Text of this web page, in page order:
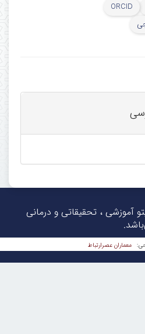
ORCID
آموزشی ، تحقیقاتی و درمانی
معماران عصر‌ارتباط